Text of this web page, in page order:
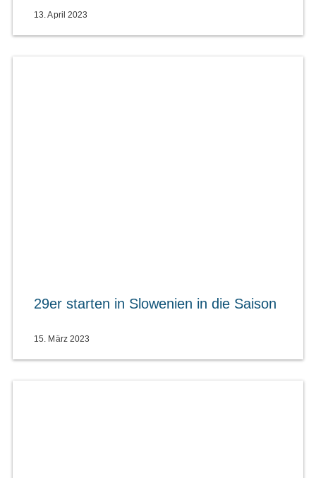
13. April 2023
29er starten in Slowenien in die Saison
15. März 2023